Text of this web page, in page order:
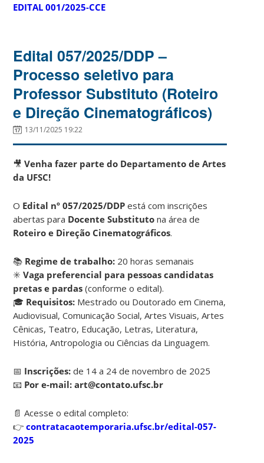
EDITAL 001/2025-CCE
Edital 057/2025/DDP –
Processo seletivo para
Professor Substituto (Roteiro
e Direção Cinematográficos)
13/11/2025 19:22
🎥Venha fazer parte do Departamento de Artes
da UFSC!
O Edital nº 057/2025/DDP está com inscrições
abertas para Docente Substituto na área de
Roteiro e Direção Cinematográficos.
📚 Regime de trabalho: 20 horas semanais
✳️Vaga preferencial para pessoas candidatas
pretas e pardas (conforme o edital).
🎓 Requisitos: Mestrado ou Doutorado em Cinema,
Audiovisual, Comunicação Social, Artes Visuais, Artes
Cênicas, Teatro, Educação, Letras, Literatura,
História, Antropologia ou Ciências da Linguagem.
📅 Inscrições: de 14 a 24 de novembro de 2025
📧 Por e-mail: art@contato.ufsc.br
📄 Acesse o edital completo:
👉contratacaotemporaria.ufsc.br/edital-057-
2025